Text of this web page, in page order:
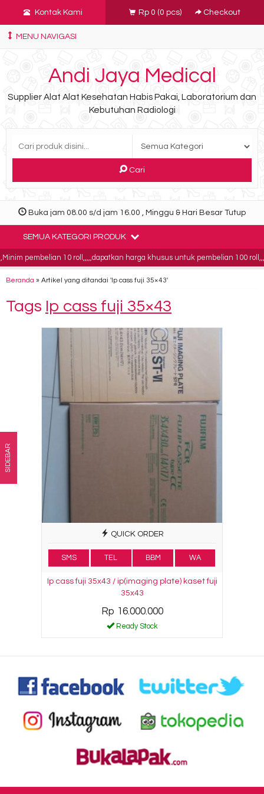
Kontak Kami Rp 0 (0 pcs) Checkout
MENU NAVIGASI
Andi Jaya Medical
Supplier Alat Alat Kesehatan Habis Pakai, Laboratorium dan
Kebutuhan Radiologi
Cari
Buka jam 08.00 s/d jam 16.00 , Minggu & Hari Besar Tutup
SEMUA KATEGORI PRODUK
pembelian 10 roll,,,,,dapatkan harga khusus untuk pembelian 100
Beranda » Artikel yang ditandai 'Ip cass fuji 35×43'
Tags Ip cass fuji 35×43
QUICK ORDER
SMS TEL BBM WA
Ip cass fuji 35x43 / ip(imaging plate) kaset fuji
35x43
Rp 16.000.000
Ready Stock
SIDEBAR